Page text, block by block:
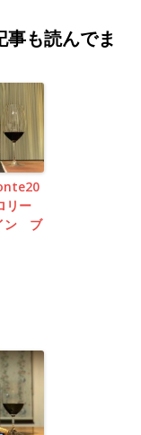
事も読んでま
リー
ン ブ